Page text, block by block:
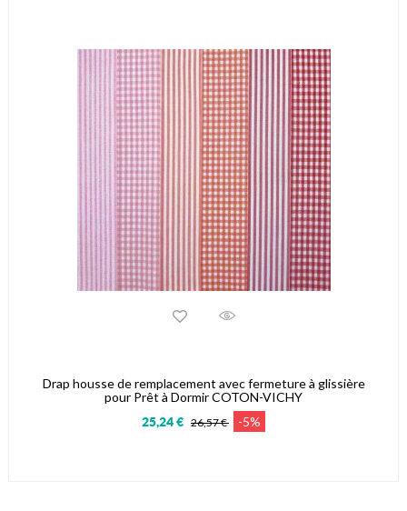
Drap housse de remplacement avec fermeture à glissière
pour Prêt à Dormir COTON-VICHY
25,24 € 26,57 € -5%